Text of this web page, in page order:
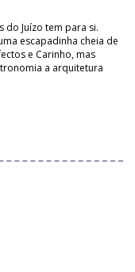
do Juízo tem para si.
escapadinha cheia de
e Carinho, mas
a arquitetura